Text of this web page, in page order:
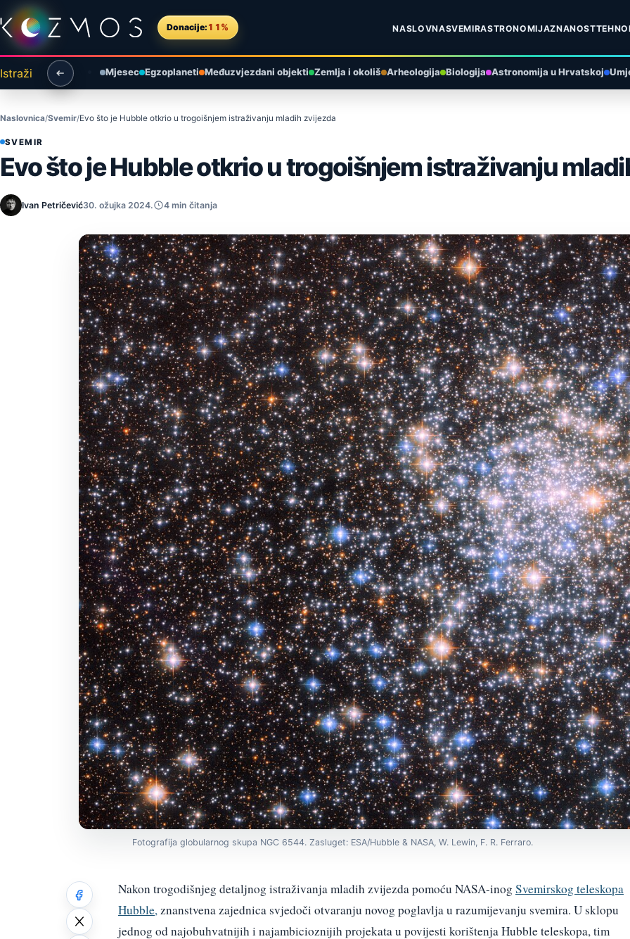
Preskoči na sadržaj
Donacije: 11% NASLOVNASVEMIRASTRONOMIJAZNANOST
Istraži Mjesec Egzoplaneti Međuzvjezdani objekti Zemlja i okoliš Arheologija Biologija Astronomija u Hrvatskoj
Naslovnica Svemir Evo što je Hubble otkrio u trogoišnjem istraživanju mladih zvijezda
SVEMIR
Evo što je Hubble otkrio u trogoišnjem istraživanju
Ivan Petričević30. ožujka 2024. 4 min čitanja
Fotografija globularnog skupa NGC 6544. Zasluget: ESA/Hubble & NASA, W. Lewin, F. R. Ferraro.
Nakon trogodišnjeg detaljnog istraživanja mladih zvijezda pomoću NASA-inog Svemirskog teleskopa
Hubble,znanstvena zajednica svjedoči otvaranju novog poglavlja u razumijevanju svemira. U sklopu
jednog od najobuhvatnijih i najambicioznijih projekata u povijesti korištenja Hubble teleskopa, tim